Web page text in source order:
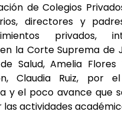
de Colegios
directores y
privados,
la Corte Suprema de
Salud, Amelia
Claudia Ruiz, por
y el poco avance que
las actividades